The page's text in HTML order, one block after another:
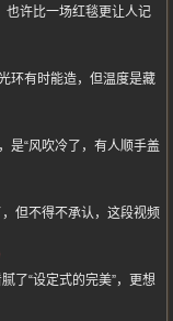
也许比一场红毯更让人记
环有时能造，但温度是藏
是“风吹冷了，有人顺手盖
，但不得不承认，这段视频
了“设定式的完美”，更想